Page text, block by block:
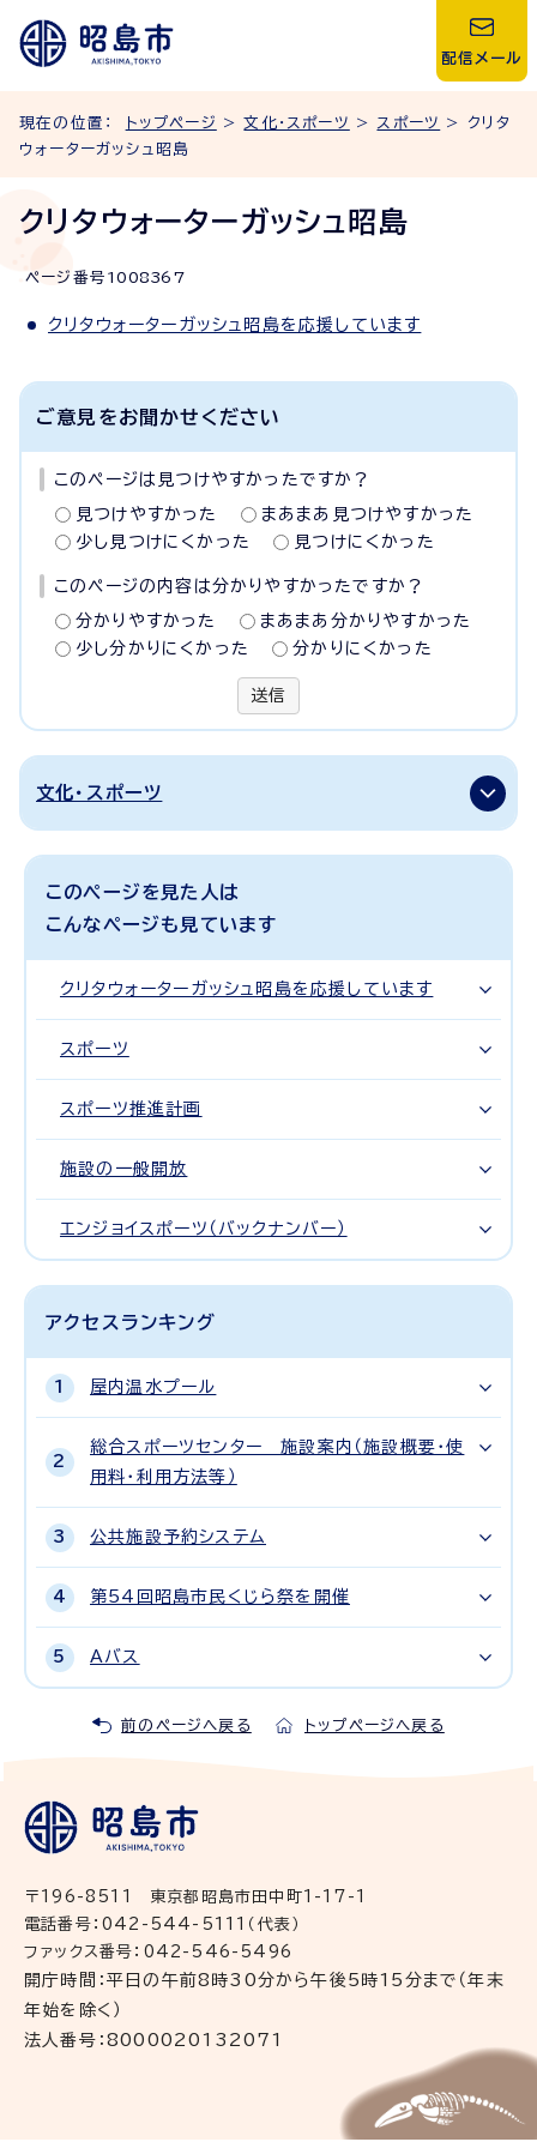
配信メール
現在の位置： トップページ >文化・スポーツ > スポーツ
> クリタ
ウォーターガッシュ昭島
クリタウォーターガッシュ昭島
ページ番号 1008367
クリタウォーターガッシュ昭島を応援しています
ご意見をお聞かせください
このページは見つけやすかったですか？
見つけやすかった
まあまあ見つけやすかった
少し見つけにくかった
見つけにくかった
このページの内容は分かりやすかったですか？
分かりやすかった
まあまあ分かりやすかった
少し分かりにくかった
分かりにくかった
送信
文化・スポーツ
このページを見た人は
こんなページも見ています
クリタウォーターガッシュ昭島を応援しています
スポーツ
スポーツ推進計画
施設の一般開放
エンジョイスポーツ（バックナンバー）
アクセスランキング
屋内温水プール
総合スポーツセンター 施設案内（施設概要・使
用料・利用方法等）
公共施設予約システム
第54回昭島市民くじら祭を開催
Aバス
前のページへ戻る トップページへ戻る
〒196-8511 東京都昭島市田中町1-17-1
電話番号：042-544-5111（代表）
ファックス番号：042-546-5496
開庁時間：平日の午前8時30分から午後5時15分まで（年末
年始を除く）
法人番号：8000020132071